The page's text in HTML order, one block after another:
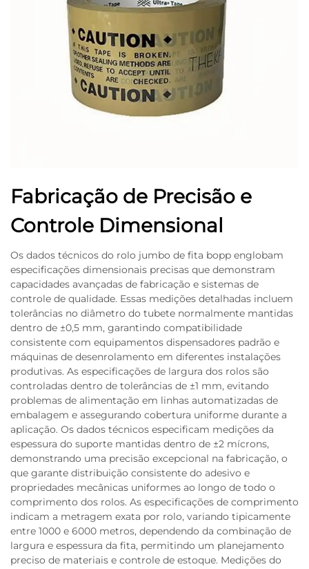
Fabricação de Precisão e
Controle Dimensional
Os dados técnicos do rolo jumbo de fita bopp englobam
especificações dimensionais precisas que demonstram
capacidades avançadas de fabricação e sistemas de
controle de qualidade. Essas medições detalhadas incluem
tolerâncias no diâmetro do tubete normalmente mantidas
dentro de ±0,5 mm, garantindo compatibilidade
consistente com equipamentos dispensadores padrão e
máquinas de desenrolamento em diferentes instalações
produtivas. As especificações de largura dos rolos são
controladas dentro de tolerâncias de ±1 mm, evitando
problemas de alimentação em linhas automatizadas de
embalagem e assegurando cobertura uniforme durante a
aplicação. Os dados técnicos especificam medições da
espessura do suporte mantidas dentro de ±2 mícrons,
demonstrando uma precisão excepcional na fabricação, o
que garante distribuição consistente do adesivo e
propriedades mecânicas uniformes ao longo de todo o
comprimento dos rolos. As especificações de comprimento
indicam a metragem exata por rolo, variando tipicamente
entre 1000 e 6000 metros, dependendo da combinação de
largura e espessura da fita, permitindo um planejamento
preciso de materiais e controle de estoque. Medições do